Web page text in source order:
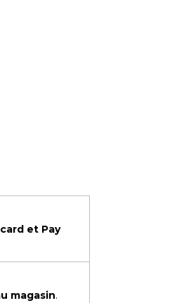
et Pay
magasin.